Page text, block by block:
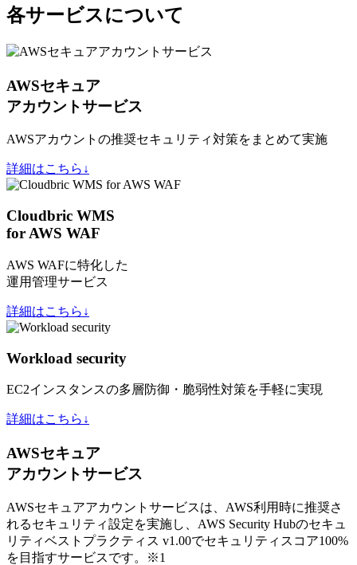
各サービスについて
AWSセキュア
アカウントサービス
AWSアカウントの推奨セキュリティ対策をまとめて実施
詳細はこちら↓
Cloudbric WMS
for AWS WAF
AWS WAFに特化した
運用管理サービス
詳細はこちら↓
Workload security
EC2インスタンスの多層防御・脆弱性対策を手軽に実現
詳細はこちら↓
AWSセキュア
アカウントサービス
AWSセキュアアカウントサービスは、AWS利用時に推奨さ
れるセキュリティ設定を実施し、AWS Security Hubのセキュ
リティベストプラクティス v1.00でセキュリティスコア100%
を目指すサービスです。
※1